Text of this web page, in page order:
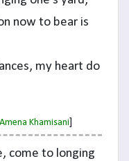
now to bear is
my heart do
Khamisani
come to longing